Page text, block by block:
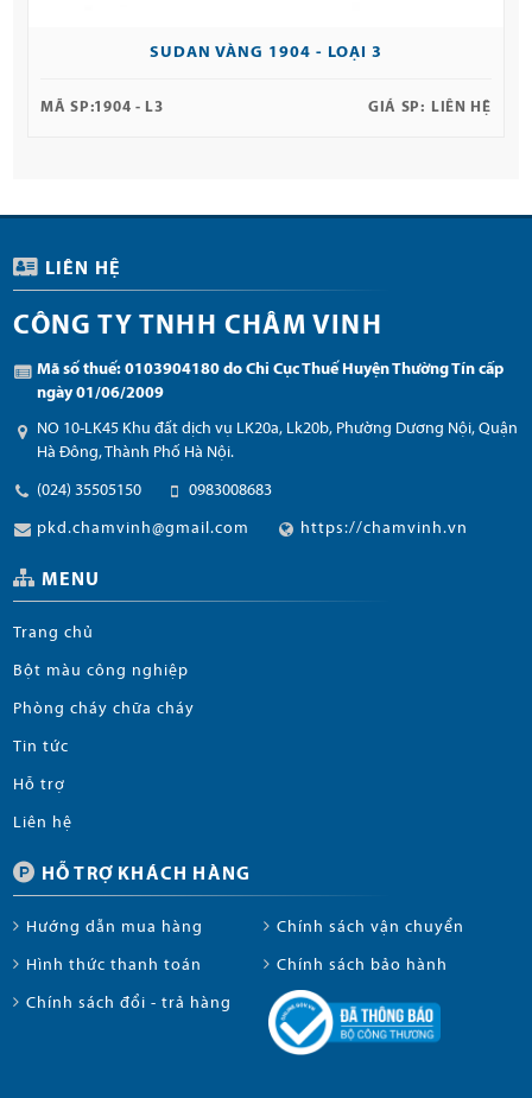
SUDAN VÀNG 1904 - LOẠI 3
MÃ SP:1904 - L3 GIÁ SP: LIÊN HỆ
LIÊN HỆ
CÔNG TY TNHH CHÂM VINH
Mã số thuế: 0103904180 do Chi Cục Thuế Huyện Thường Tín cấp
ngày 01/06/2009
NO 10-LK45 Khu đất dịch vụ LK20a, Lk20b, Phường Dương Nội, Quận
Hà Đông, Thành Phố Hà Nội.
(024) 35505150 0983008683
pkd.chamvinh@gmail.com https://chamvinh.vn
MENU
Trang chủ
Bột màu công nghiệp
Phòng cháy chữa cháy
Tin tức
Hỗ trợ
Liên hệ
HỖ TRỢ KHÁCH HÀNG
Hướng dẫn mua hàng Chính sách vận chuyển
Hình thức thanh toán Chính sách bảo hành
Chính sách đổi - trả hàng